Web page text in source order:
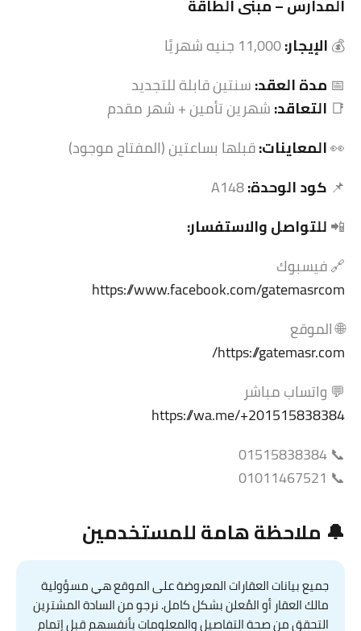
المدارس – مبنى الطاقة
💰الإيجار:
📅 مدة العقد:سنتين قابلة للتجديد
📑 التعاقد:شهرين تأمين + شهر مقدم
👀المعاينات:قبلها بساعتين (المفتاح موجود)
📌 كود الوحدة:
📲للتواصل والاستفسار:
🔗 فيسبوك
https://www.facebook.com/gatemasrcom
🌐 الموقع
https://gatemasr.com/
💬 واتساب مباشر
https://wa.me/+201515838384
📞 01515838384
📞 01011467521
🔔 ملاحظة هامة للمستخدمين
جميع بيانات العقارات المعروضة على الموقع هي مسؤولية
مالك العقار أو المُعلن بشكل كامل. نرجو من السادة المشترين
التحقق من صحة التفاصيل والمعلومات بأنفسهم قبل إتمام